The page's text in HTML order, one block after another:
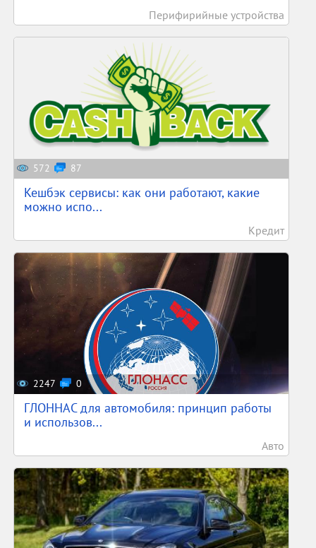
Перифирийные устройства
572 87
Кешбэк сервисы: как они работают, какие
можно испо...
Кредит
2247 0
ГЛОННАС для автомобиля: принцип работы
и использов...
Авто